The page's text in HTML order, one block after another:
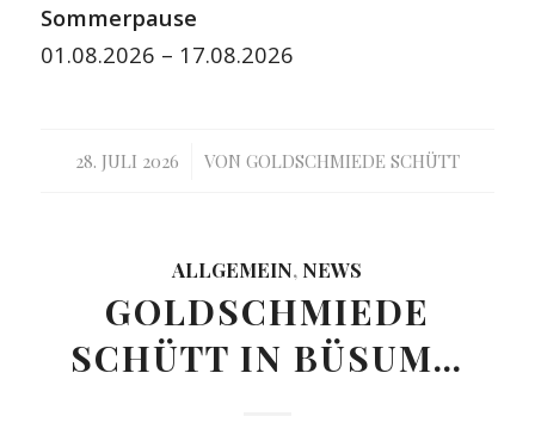
Sommerpause
01.08.2026 – 17.08.2026
28. JULI 2026
/ VON GOLDSCHMIEDE SCHÜTT
ALLGEMEIN, NEWS
GOLDSCHMIEDE
SCHÜTT IN BÜSUM…